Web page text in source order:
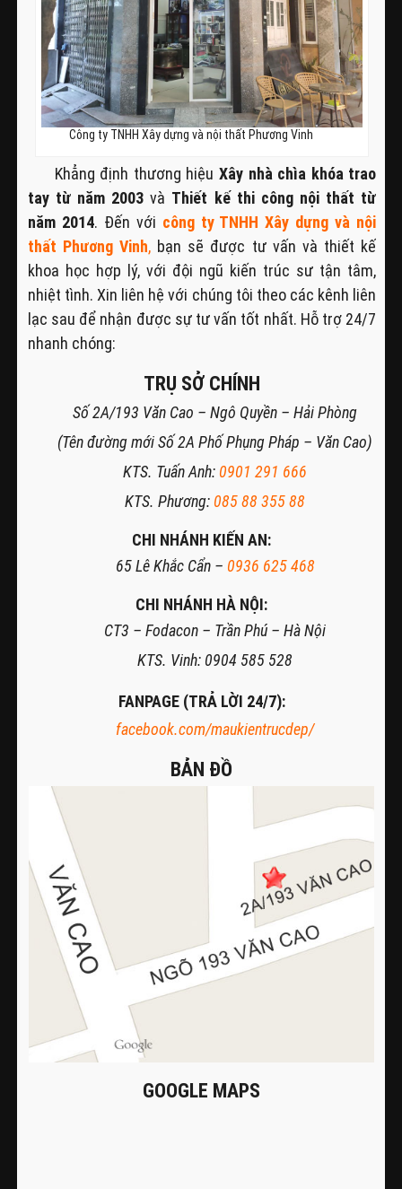
Công ty TNHH Xây dựng và nội thất Phương Vinh
Khẳng định thương hiệu Xây nhà chìa khóa trao
tay từ năm 2003 và Thiết kế thi công nội thất từ
năm 2014. Đến với công ty TNHH Xây dựng và nội
thất Phương Vinh, bạn sẽ được tư vấn và thiết kế
khoa học hợp lý, với đội ngũ kiến trúc sư tận tâm,
nhiệt tình. Xin liên hệ với chúng tôi theo các kênh liên
lạc sau để nhận được sự tư vấn tốt nhất. Hỗ trợ 24/7
nhanh chóng:
TRỤ SỞ CHÍNH
Số 2A/193 Văn Cao – Ngô Quyền – Hải Phòng
(Tên đường mới Số 2A Phố Phụng Pháp – Văn Cao)
KTS. Tuấn Anh: 0901 291 666
KTS. Phương: 085 88 355 88
CHI NHÁNH KIẾN AN:
65 Lê Khắc Cẩn – 0936 625 468
CHI NHÁNH HÀ NỘI:
CT3 – Fodacon – Trần Phú – Hà Nội
KTS. Vinh: 0904 585 528
FANPAGE (TRẢ LỜI 24/7):
facebook.com/maukientrucdep/
BẢN ĐỒ
GOOGLE MAPS